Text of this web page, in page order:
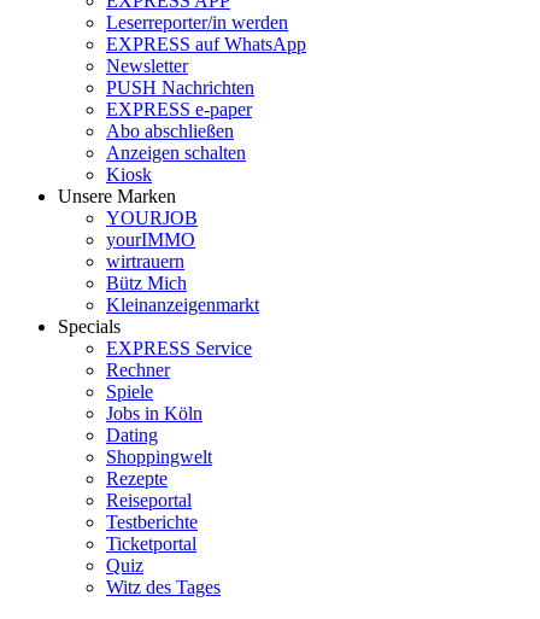
Leserreporter/in werden
EXPRESS auf WhatsApp
Newsletter
PUSH Nachrichten
EXPRESS e-paper
Abo abschließen
Anzeigen schalten
Kiosk
Unsere Marken
YOURJOB
yourIMMO
wirtrauern
Bütz Mich
Kleinanzeigenmarkt
Specials
EXPRESS Service
Rechner
Spiele
Jobs in Köln
Dating
Shoppingwelt
Rezepte
Reiseportal
Testberichte
Ticketportal
Quiz
Witz des Tages